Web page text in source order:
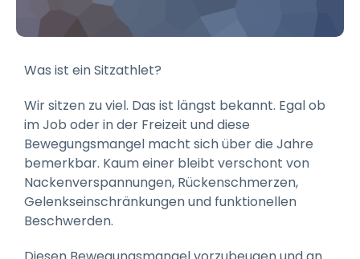
Was ist ein Sitzathlet?
Wir sitzen zu viel. Das ist längst bekannt. Egal ob
im Job oder in der Freizeit und diese
Bewegungsmangel macht sich über die Jahre
bemerkbar. Kaum einer bleibt verschont von
Nackenverspannungen, Rückenschmerzen,
Gelenkseinschränkungen und funktionellen
Beschwerden.